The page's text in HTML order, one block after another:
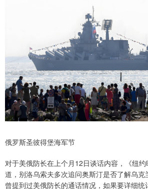
俄罗斯圣彼得堡海军节
对于美俄防长在上个月12日谈话内容，《纽
道，别洛乌索夫多次追问奥斯汀是否了解乌
曾提到过美俄防长的通话情况，如果要详细